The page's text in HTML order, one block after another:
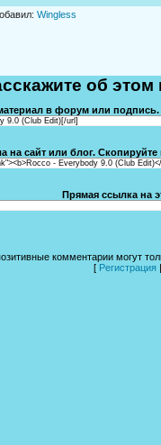
: Wingless
об
в форум или
9.0 (Club Edit)[/url]
на сайт или блог.
- Everybody 9.0 (Club
Прямая ссылка на
комментарии могут
[ Регистрация |